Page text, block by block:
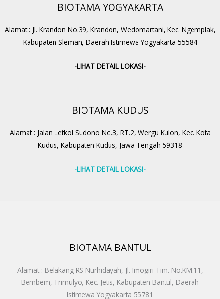
BIOTAMA YOGYAKARTA
Alamat : Jl. Krandon No.39, Krandon, Wedomartani, Kec. Ngemplak,
Kabupaten Sleman, Daerah Istimewa Yogyakarta 55584
-LIHAT DETAIL LOKASI-
BIOTAMA KUDUS
Alamat : Jalan Letkol Sudono No.3, RT.2, Wergu Kulon, Kec. Kota
Kudus, Kabupaten Kudus, Jawa Tengah 59318
-LIHAT DETAIL LOKASI-
BIOTAMA BANTUL
Alamat : Belakang RS Nurhidayah, Jl. Imogiri Tim. No.KM.11,
Bembem, Trimulyo, Kec. Jetis, Kabupaten Bantul, Daerah
Istimewa Yogyakarta 55781